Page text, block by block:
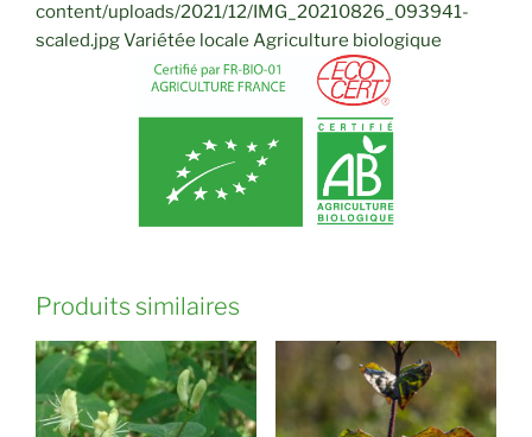
content/uploads/2021/12/IMG_20210826_093941-
scaled.jpg Variétée locale Agriculture biologique
Produits similaires